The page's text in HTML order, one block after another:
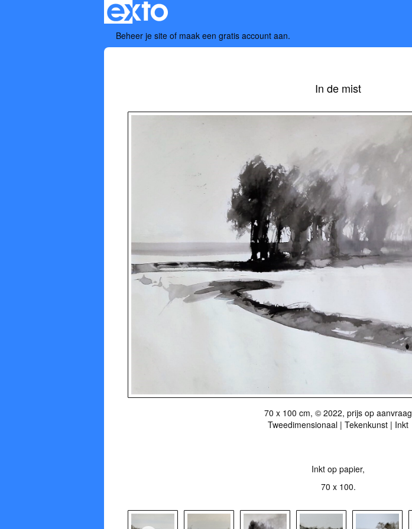
Beheer je site of maak een gratis account aan.
In de mist
70 x 100 cm, © 2022, prijs op aanvraag
Tweedimensionaal | Tekenkunst | Inkt
Inkt op papier,
70 x 100.